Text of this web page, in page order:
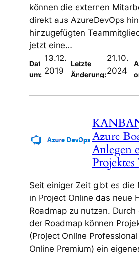
können die externen
direkt aus AzureDevOps
hinzugefügten
jetzt eine…
Dat
um:
13.12.
2019
Letzte
Änderung:
21.10.
2024
Azure
Anlegen
Seit einiger Zeit gibt es die
in Project Online das neue
Roadmap zu nutzen. Durch
der Roadmap können
(Project Online
Online Premium) ein